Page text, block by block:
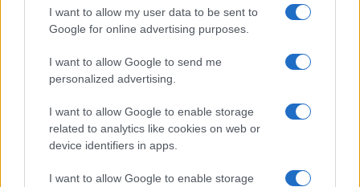
I want to allow my user data to be sent to
Google for online advertising purposes.
I want to allow Google to send me
personalized advertising.
I want to allow Google to enable storage
related to analytics like cookies on web or
device identifiers in apps.
I want to allow Google to enable storage
Syndication
Globalist
Globalscience
Globalsport
Culture
Salute
Megachip
GiULia
Prima Pagina